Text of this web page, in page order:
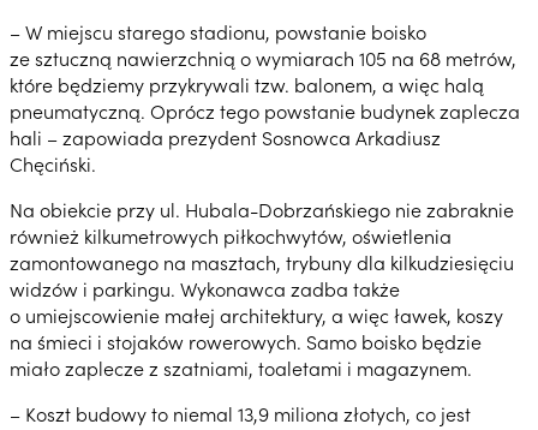
– W miejscu starego stadionu, powstanie boisko
ze sztuczną nawierzchnią o wymiarach 105 na 68 metrów,
które będziemy przykrywali tzw. balonem, a więc halą
pneumatyczną. Oprócz tego powstanie budynek zaplecza
hali – zapowiada prezydent Sosnowca Arkadiusz
Chęciński.
Na obiekcie przy ul. Hubala-Dobrzańskiego nie zabraknie
również kilkumetrowych piłkochwytów, oświetlenia
zamontowanego na masztach, trybuny dla kilkudziesięciu
widzów i parkingu. Wykonawca zadba także
o umiejscowienie małej architektury, a więc ławek, koszy
na śmieci i stojaków rowerowych. Samo boisko będzie
miało zaplecze z szatniami, toaletami i magazynem.
– Koszt budowy to niemal 13,9 miliona złotych, co jest